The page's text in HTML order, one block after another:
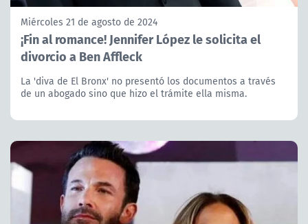
Miércoles 21 de agosto de 2024
¡Fin al romance! Jennifer López le solicita el
divorcio a Ben Affleck
La 'diva de El Bronx' no presentó los documentos a través
de un abogado sino que hizo el trámite ella misma.